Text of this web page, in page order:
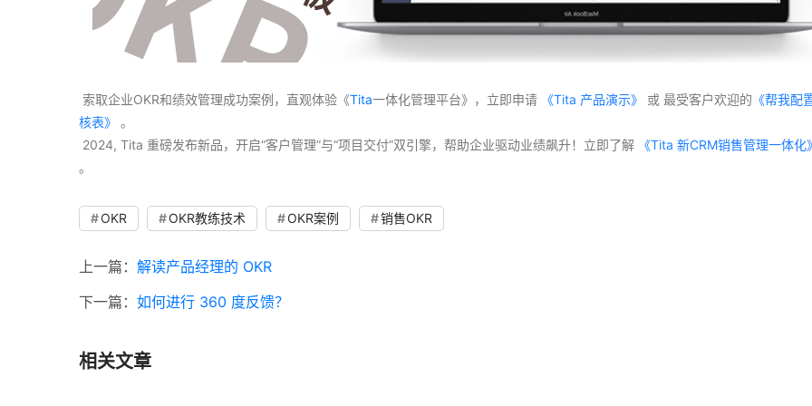
索取企业OKR和绩效管理成功案例，直观体验《Tita一体化管理平台》，立即申请 《Tita 产品演示》 或 最受客户欢迎的 《帮我配
核表》
。
2024, Tita 重磅发布新品，开启“客户管理”与“项目交付”双引擎，帮助企业驱动业绩飙升！立即了解
。
OKR OKR教练技术 OKR案例 销售OKR
上一篇： 解读产品经理的 OKR
下一篇： 如何进行 360 度反馈？
相关文章